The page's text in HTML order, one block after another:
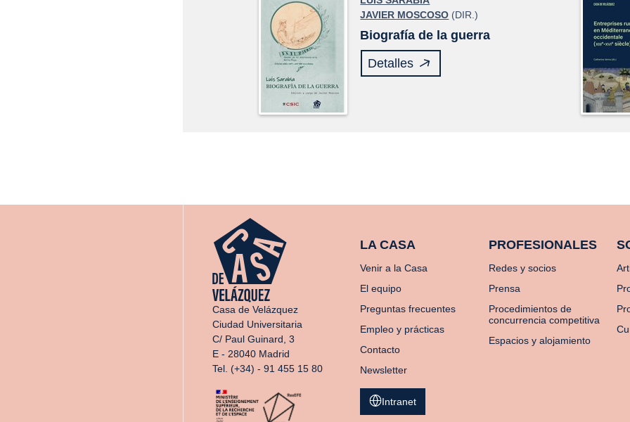
JAVIER MOSCOSO (DIR.)
Biografía de la guerra
Detalles
Casa de Velázquez
Ciudad Universitaria
C/ Paul Guinard, 3
E - 28040 Madrid
Tel. (+34) - 91 455 15 80
LA CASA
Venir a la Casa
El equipo
Preguntas frecuentes
Empleo y prácticas
Contacto
Newsletter
PROFESIONALES
Redes y socios
Prensa
Procedimientos de
concurrencia competitiva
Espacios y alojamiento
Intranet